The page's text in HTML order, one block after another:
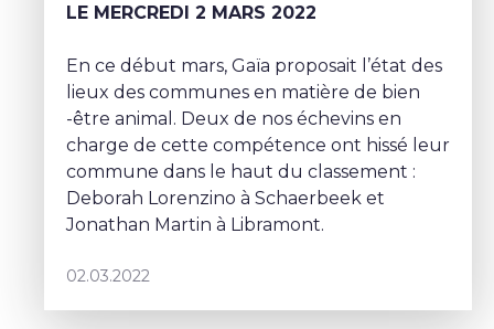
LE MERCREDI 2 MARS 2022
En ce début mars, Gaïa proposait l’état des
lieux des communes en matière de bien
-être animal. Deux de nos échevins en
charge de cette compétence ont hissé leur
commune dans le haut du classement :
Deborah Lorenzino à Schaerbeek et
Jonathan Martin à Libramont.
02.03.2022